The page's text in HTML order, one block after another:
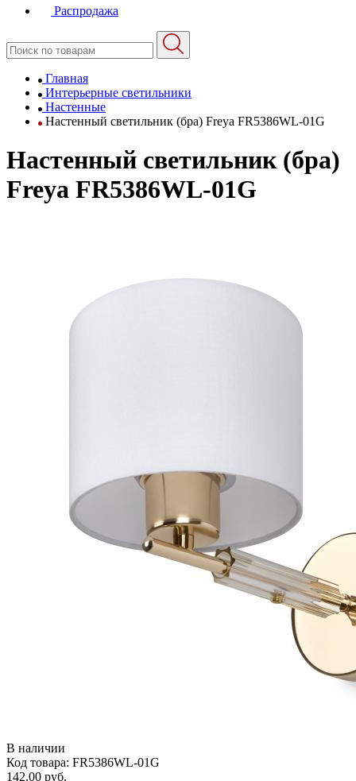
Распродажа
Главная
Интерьерные светильники
Настенные
Настенный светильник (бра) Freya FR5386WL-01G
Настенный светильник (бра)
Freya FR5386WL-01G
В наличии
Код товара: FR5386WL-01G
142.00 руб.